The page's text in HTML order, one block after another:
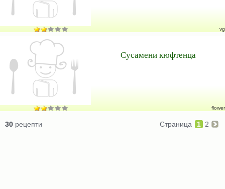
vg
Сусамени кюфтенца
flower
30 рецепти Страница 1 2